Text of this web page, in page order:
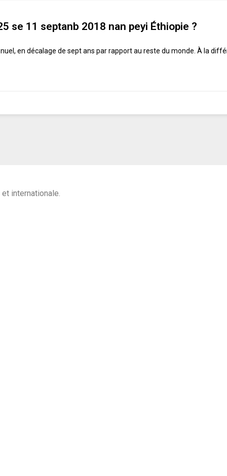
se 11 septanb 2018 nan peyi Éthiopie ?
en décalage de sept ans par rapport au reste du monde. À la
internationale.